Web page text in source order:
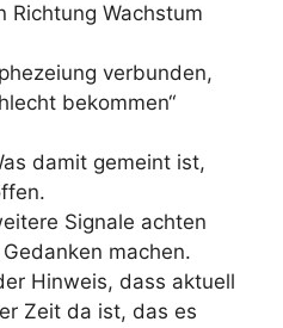
Richtung Wachstum
verbunden,
bekommen“
damit gemeint ist,
Signale achten
machen.
Hinweis, dass aktuell
Zeit da ist, das es